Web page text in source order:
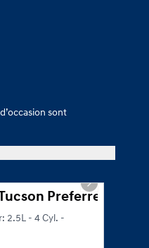
sont
1/21
Next slide
Preferred
2.5L - 4 Cyl. -